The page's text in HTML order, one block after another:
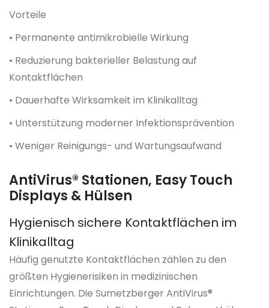
Vorteile
• Permanente antimikrobielle Wirkung
• Reduzierung bakterieller Belastung auf
Kontaktflächen
• Dauerhafte Wirksamkeit im Klinikalltag
• Unterstützung moderner Infektionsprävention
• Weniger Reinigungs- und Wartungsaufwand
AntiVirus® Stationen, Easy Touch
Displays & Hülsen
Hygienisch sichere Kontaktflächen im
Klinikalltag
Häufig genutzte Kontaktflächen zählen zu den
größten Hygienerisiken in medizinischen
Einrichtungen. Die Sumetzberger AntiVirus®